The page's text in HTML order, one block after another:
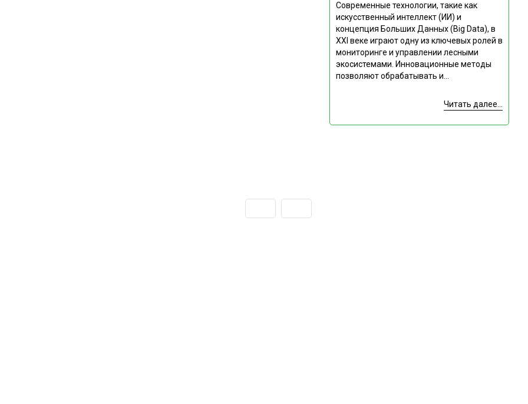
Современные технологии, такие как
искусственный интеллект (ИИ) и
концепция Больших Данных (Big Data), в
XXI веке играют одну из ключевых ролей в
мониторинге и управлении лесными
экосистемами. Инновационные методы
позволяют обрабатывать и...
Читать далее...